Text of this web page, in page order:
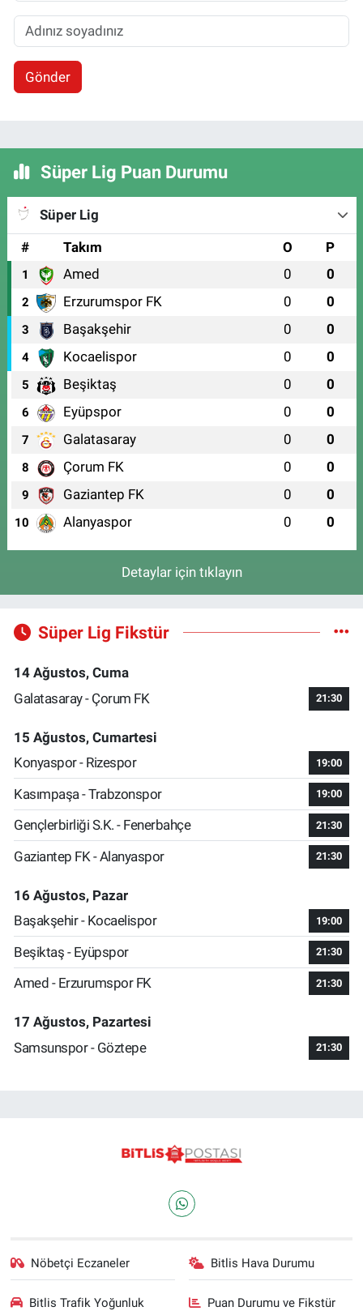
Gönder
Süper Lig Puan Durumu
Süper Lig
#
Takım O P
1 Amed 0 0
2 Erzurumspor FK 0 0
3 Başakşehir 0 0
4 Kocaelispor 0 0
5 Beşiktaş 0 0
6 Eyüpspor 0 0
7 Galatasaray 0 0
8 Çorum FK 0 0
9 Gaziantep FK 0 0
10 Alanyaspor 0 0
Detaylar için tıklayın
Süper Lig Fikstür
14 Ağustos, Cuma
Galatasaray - Çorum FK
21:30
15 Ağustos, Cumartesi
Konyaspor - Rizespor
19:00
Kasımpaşa - Trabzonspor 19:00
Gençlerbirliği S.K. - Fenerbahçe 21:30
Gaziantep FK - Alanyaspor 21:30
16 Ağustos, Pazar
Başakşehir - Kocaelispor
19:00
Beşiktaş - Eyüpspor 21:30
Amed - Erzurumspor FK 21:30
17 Ağustos, Pazartesi
Samsunspor - Göztepe
21:30
Nöbetçi Eczaneler Bitlis Hava Durumu
Bitlis Trafik Yoğunluk Puan Durumu ve Fikstür